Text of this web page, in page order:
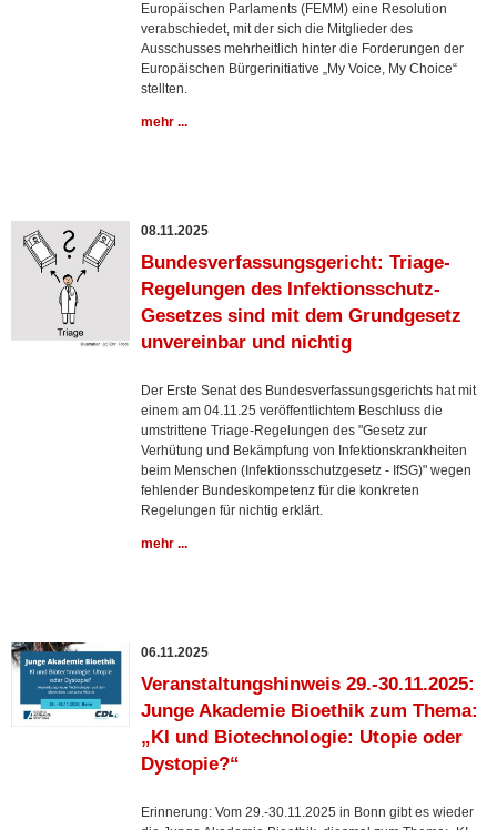
Europäischen Parlaments (FEMM) eine Resolution
verabschiedet, mit der sich die Mitglieder des
Ausschusses mehrheitlich hinter die Forderungen der
Europäischen Bürgerinitiative „My Voice, My Choice“
stellten.
mehr ...
08.11.2025
Bundesverfassungsgericht: Triage-
Regelungen des Infektionsschutz-
Gesetzes sind mit dem Grundgesetz
unvereinbar und nichtig
Der Erste Senat des Bundesverfassungsgerichts hat mit
einem am 04.11.25 veröffentlichtem Beschluss die
umstrittene Triage-Regelungen des "Gesetz zur
Verhütung und Bekämpfung von Infektionskrankheiten
beim Menschen (Infektionsschutzgesetz - IfSG)" wegen
fehlender Bundeskompetenz für die konkreten
Regelungen für nichtig erklärt.
mehr ...
06.11.2025
Veranstaltungshinweis 29.-30.11.2025:
Junge Akademie Bioethik zum Thema:
„KI und Biotechnologie: Utopie oder
Dystopie?“
Erinnerung: Vom 29.-30.11.2025 in Bonn gibt es wieder